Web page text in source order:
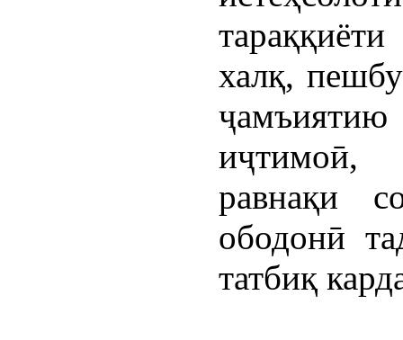
халқ,
равнақи
ободонӣ
татбиқ